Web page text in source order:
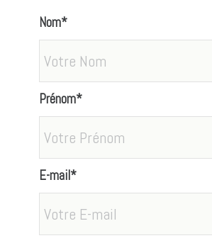
Nom*
Prénom*
E-mail*